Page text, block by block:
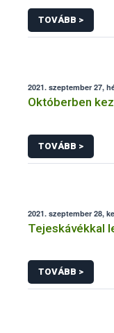
minősítései
TOVÁBB >
2021. szeptember 27,
Októberben
TOVÁBB >
2021. szeptember 28,
Tejeskávékkal
TOVÁBB >